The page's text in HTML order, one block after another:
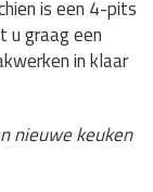
is een 4-pits
u graag een
in klaar
nieuwe keuken